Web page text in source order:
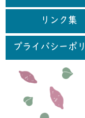
リンク集
プライバシーポ